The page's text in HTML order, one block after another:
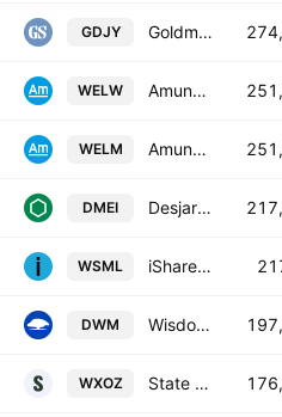
GDJY Goldman Sachs ETF ICAV - Goldman Sachs Alpha Enhanced Japan Equity Active UCITS ETF JPY
WELW Amundi S&P World Consumer Staples Screened UCITS ETF Accum Shs -DR- EUR
WELM Amundi S&P World Consumer Staples Screened UCITS ETF
DMEI Desjardins International Equity Index ETF Trust Units -Unhedged-
WSML iShares MSCI World Small-Cap ETF
DWM WisdomTree International Equity Fund
WXOZ State Street SPDR S&P World ex Australia Carbon Aware ETF